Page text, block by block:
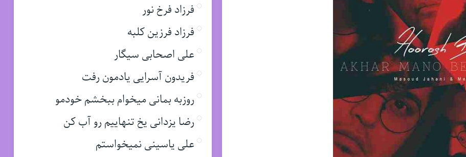
فرزاد فرخ نور
فرزاد فرزین کلبه
علی اصحابی سیگار
فریدون آسرایی یادمون رفت
روزبه بمانی میخوام ببخشم خودمو
رضا یزدانی یخ تنهاییم رو آب کن
علی یاسینی نمیخواستم